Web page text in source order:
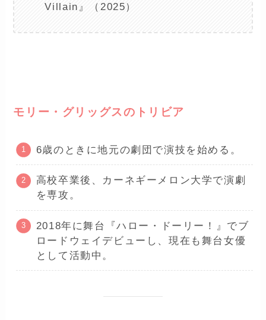
Villain』（2025）
モリー・グリッグスのトリビア
6歳のときに地元の劇団で演技を始める。
高校卒業後、カーネギーメロン大学で演劇
を専攻。
2018年に舞台『ハロー・ドーリー！』でブ
ロードウェイデビューし、現在も舞台女優
として活動中。